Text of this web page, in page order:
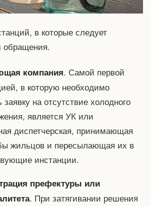
в которые следует
обращения.
компания. Самой первой
в которую необходимо
заявку на отсутствие холодного
является УК или
диспетчерская, принимающая
жильцов и пересылающая их в
инстанции.
префектуры или
. При затягивании решения